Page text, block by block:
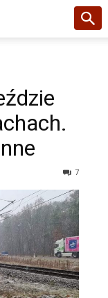
7